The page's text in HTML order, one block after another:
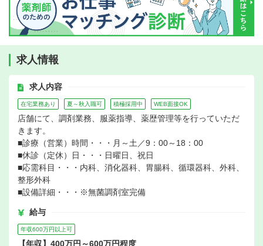
求人情報
求人内容
在宅業務あり 夏～秋入職可 積極採用中 WEB面接OK
店舗にて、調剤業務、服薬指導、薬歴管理等を行っていただ
きます。
■診療（営業）時間・・・月～土／9：00～18：00
■休診（定休）日・・・日曜日、祝日
■応需科目・・・内科、消化器科、胃腸科、循環器科、外科、
整形外科
■設備詳細・・・※無菌調剤室完備
給与
年収600万円以上可
【年収】400万円～600万円程度